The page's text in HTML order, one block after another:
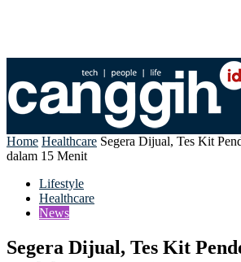
Home Healthcare Segera Dijual, Tes Kit
dalam 15 Menit
Lifestyle
Healthcare
News
Segera Dijual, Tes Kit